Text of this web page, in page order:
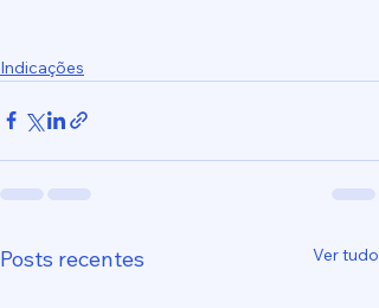
Indicações
Posts recentes Ver tudo